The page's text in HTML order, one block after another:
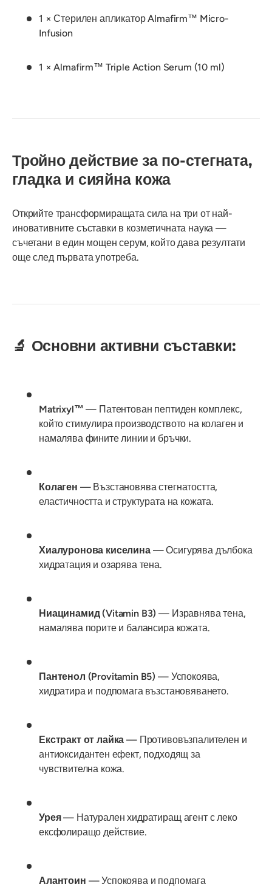
1 × Стерилен апликатор Almafirm™ Micro-
Infusion
1 × Almafirm™ Triple Action Serum (10 ml)
Тройно действие за по-стегната,
гладка и сияйна кожа
Открийте трансформиращата сила на три от най-
иновативните съставки в козметичната наука —
съчетани в един мощен серум, който дава резултати
още след първата употреба.
🔬 Основни активни съставки:
Matrixyl™ — Патентован пептиден комплекс,
който стимулира производството на колаген и
намалява фините линии и бръчки.
Колаген — Възстановява стегнатостта,
еластичността и структурата на кожата.
Хиалуронова киселина— Осигурява дълбока
хидратация и озарява тена.
Ниацинамид (Vitamin B3) — Изравнява тена,
намалява порите и балансира кожата.
Пантенол (Provitamin B5) — Успокоява,
хидратира и подпомага възстановяването.
Екстракт от лайка — Противовъзпалителен и
антиоксидантен ефект, подходящ за
чувствителна кожа.
Урея— Натурален хидратиращ агент с леко
ексфолиращо действие.
Алантоин — Успокоява и подпомага